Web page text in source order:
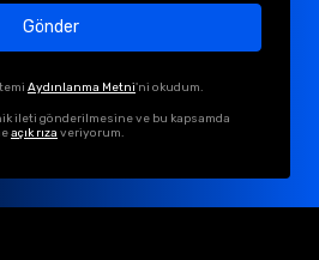
Gönder
Aydınlanma Metni'ni okudum.
ileti gönderilmesine ve bu kapsamda
açık rıza veriyorum.